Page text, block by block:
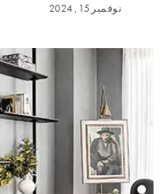
نوفمبر 15, 2024